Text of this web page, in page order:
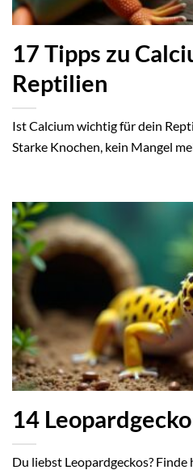
17 Tipps zu
Reptilien
Ist Calcium wichtig für dein
Starke Knochen, kein Mangel
14
Du liebst Leopardgeckos?